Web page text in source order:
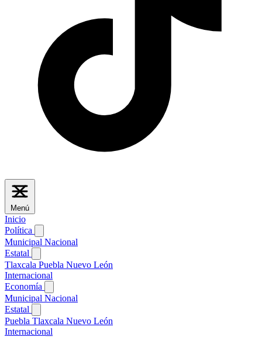
Menú
Inicio
Política
Municipal Nacional
Estatal
Tlaxcala Puebla Nuevo León
Internacional
Economía
Municipal Nacional
Estatal
Puebla Tlaxcala Nuevo León
Internacional